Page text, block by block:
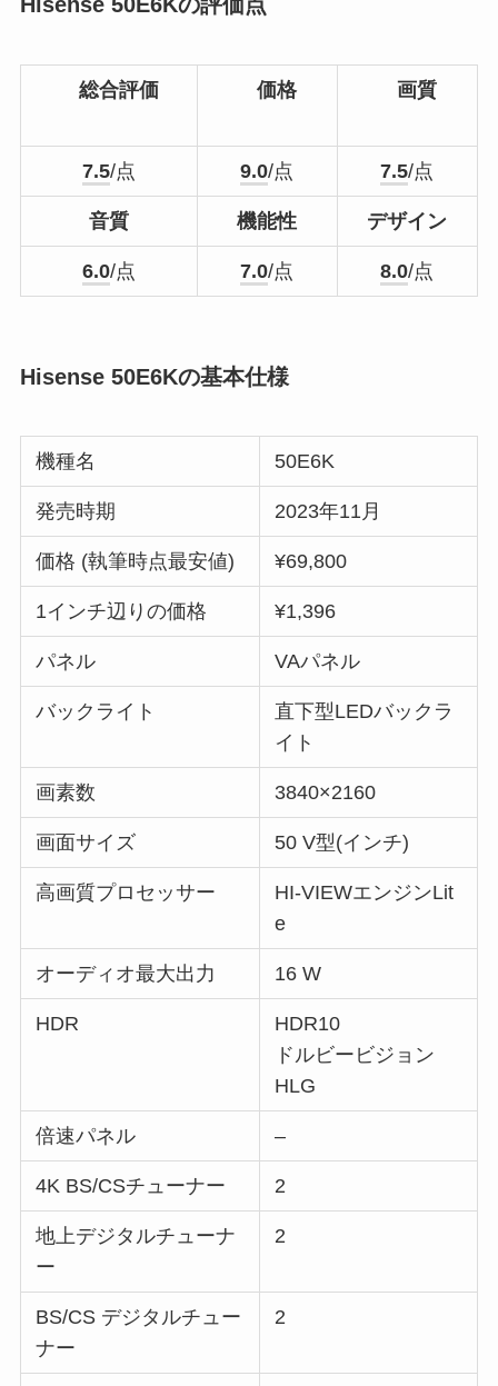
総合評価 価格 画質
7.5/点 9.0/点 7.5/点
音質 機能性 デザイン
6.0/点 7.0/点 8.0/点
Hisense 50E6Kの基本仕様
機種名 50E6K
発売時期 2023年11月
価格 (執筆時点最安値) ¥69,800
1インチ辺りの価格 ¥1,396
パネル VAパネル
バックライト
直下型LEDバックラ
イト
画素数 3840×2160
画面サイズ 50 V型(インチ)
高画質プロセッサー
HI-VIEWエンジンLit
e
オーディオ最大出力 16 W
HDR
HDR10
ドルビービジョン
HLG
倍速パネル –
4K BS/CSチューナー 2
地上デジタルチューナ
ー
2
BS/CS デジタルチュー
ナー
2